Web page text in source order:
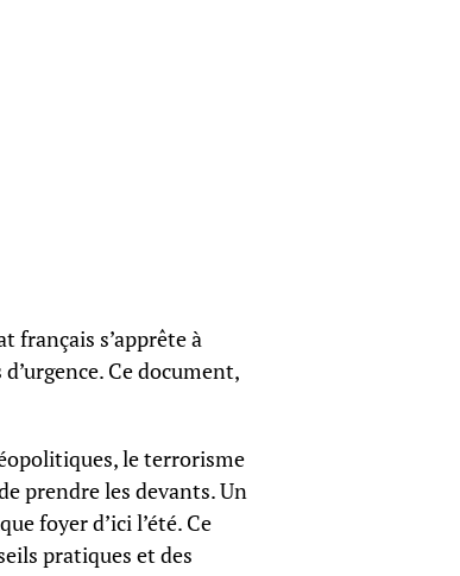
français s’apprête à
Ce document,
le terrorisme
prendre les devants. Un
foyer d’ici l’été. Ce
pratiques et des